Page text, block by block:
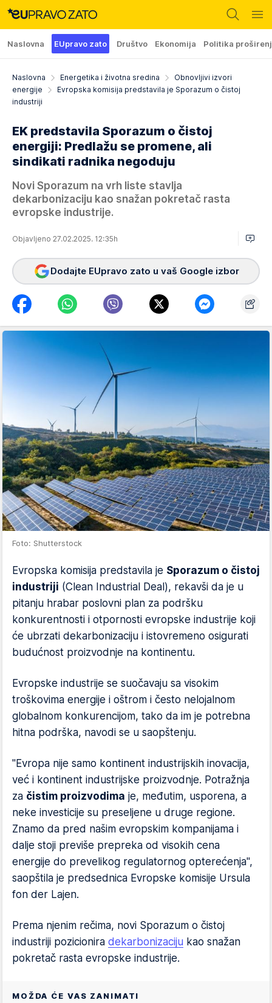
Naslovna EUpravo zato Društvo Ekonomija Politika
Naslovna Energetika i životna sredina
Obnovljivi izvori
energije
Evropska komisija predstavila je Sporazum o čistoj
industriji
EK predstavila Sporazum o čistoj
energiji: Predlažu se promene, ali
sindikati radnika negoduju
Novi Sporazum na vrh liste stavlja
dekarbonizaciju kao snažan pokretač rasta
evropske industrije.
Objavljeno 27.02.2025. 12:35h
Dodajte EUpravo zato u vaš Google izbor
Foto: Shutterstock
Evropska komisija predstavila je Sporazum o čistoj
industriji (Clean Industrial Deal), rekavši da je u
pitanju hrabar poslovni plan za podršku
konkurentnosti i otpornosti evropske industrije koji
će ubrzati dekarbonizaciju i istovremeno osigurati
budućnost proizvodnje na kontinentu.
Evropske industrije se suočavaju sa visokim
troškovima energije i oštrom i često nelojalnom
globalnom konkurencijom, tako da im je potrebna
hitna podrška, navodi se u saopštenju.
"Evropa nije samo kontinent industrijskih inovacija,
već i kontinent industrijske proizvodnje. Potražnja
za čistim proizvodima je, međutim, usporena, a
neke investicije su preseljene u druge regione.
Znamo da pred našim evropskim kompanijama i
dalje stoji previše prepreka od visokih cena
energije do prevelikog regulatornog opterećenja",
saopštila je predsednica Evropske komisije Ursula
fon der Lajen.
Prema njenim rečima, novi Sporazum o čistoj
industriji pozicionira dekarbonizaciju kao snažan
pokretač rasta evropske industrije.
MOŽDA ĆE VAS ZANIMATI